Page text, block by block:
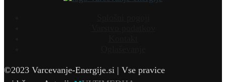
©2023 Varcevanje-Energije.si | Vse pravice